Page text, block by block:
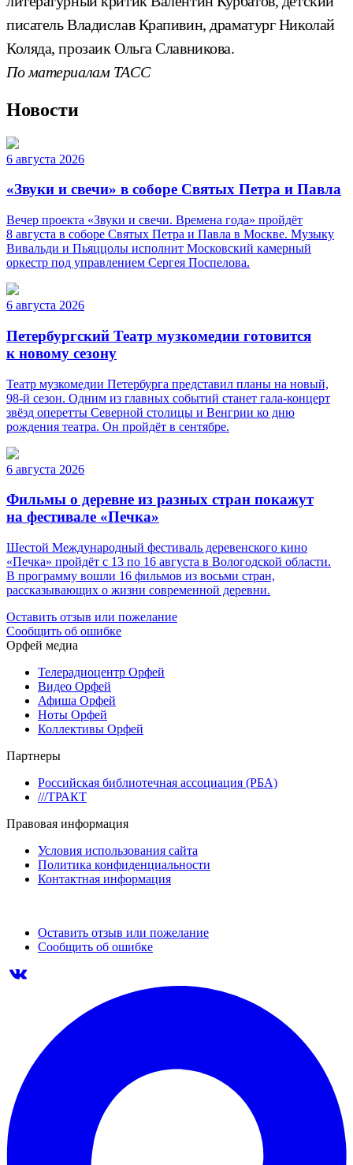
писатель Владислав Крапивин, драматург Николай
Коляда, прозаик Ольга Славникова.
По материалам ТАСС
Новости
6 августа 2026
«Звуки и свечи» в соборе Святых Петра и Павла
Вечер проекта «Звуки и свечи. Времена года» пройдёт
8 августа в соборе Святых Петра и Павла в Москве. Музыку
Вивальди и Пьяццолы исполнит Московский камерный
оркестр под управлением Сергея Поспелова.
6 августа 2026
Петербургский Театр музкомедии готовится
к новому сезону
Театр музкомедии Петербурга представил планы на новый,
98-й сезон. Одним из главных событий станет гала-концерт
звёзд оперетты Северной столицы и Венгрии ко дню
рождения театра. Он пройдёт в сентябре.
6 августа 2026
Фильмы о деревне из разных стран покажут
на фестивале «Печка»
Шестой Международный фестиваль деревенского кино
«Печка» пройдёт с 13 по 16 августа в Вологодской области.
В программу вошли 16 фильмов из восьми стран,
рассказывающих о жизни современной деревни.
Оставить отзыв или пожелание
Сообщить об ошибке
Орфей медиа
Телерадиоцентр Орфей
Видео Орфей
Афиша Орфей
Ноты Орфей
Коллективы Орфей
Партнеры
Российская библиотечная ассоциация (РБА)
///ТРАКТ
Правовая информация
Условия использования сайта
Политика конфиденциальности
Контактная информация
Оставить отзыв или пожелание
Сообщить об ошибке